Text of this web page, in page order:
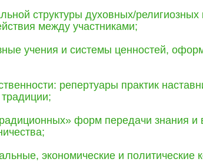
структуры духовных/
между участниками;
учения и системы ценностей,
репертуары практик
форм передачи знания и
экономические и политические